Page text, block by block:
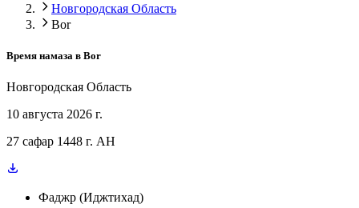
Новгородская Область
Bor
Время намаза в Bor
Новгородская Область
10 августа 2026 г.
27 сафар 1448 г. AH
Фаджр (Иджтихад)